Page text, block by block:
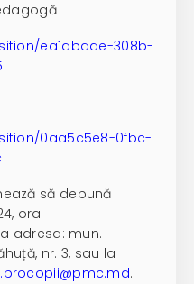
ea1abdae-308b-
0aa5c5e8-0fbc-
să depună
ora
adresa: mun.
nr. 3, sau la
.